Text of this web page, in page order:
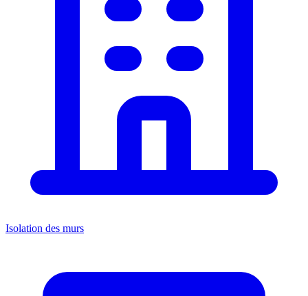
Isolation des murs